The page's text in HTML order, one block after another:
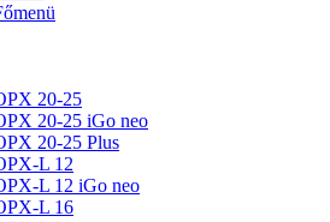
20-25
20-25 iGo neo
20-25 Plus
L 12
L 12 iGo neo
L 16